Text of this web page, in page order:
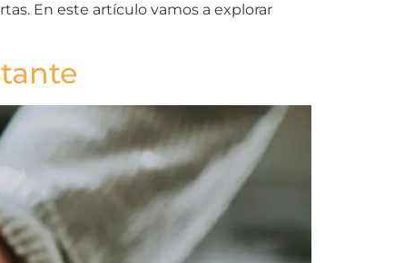
En este artículo vamos a explorar